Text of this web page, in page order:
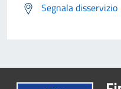
Segnala disservizio